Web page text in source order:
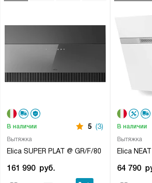
Вытяжка
Elica SUPER PLAT @ GR/F/80
В наличии 5 (3)
161 990 руб.
Вытяжка
Elica
В наличии
64 790